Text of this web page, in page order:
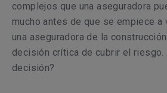
complejos que una aseguradora
mucho antes de que se empiece a
una aseguradora de la
decisión crítica de cubrir el riesgo.
decisión?